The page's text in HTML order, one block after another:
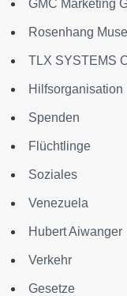
GMC Marketing
Rosenhang
TLX SYSTEMS
Hilfsorganisation
Spenden
Flüchtlinge
Soziales
Venezuela
Hubert Aiwanger
Verkehr
Gesetze